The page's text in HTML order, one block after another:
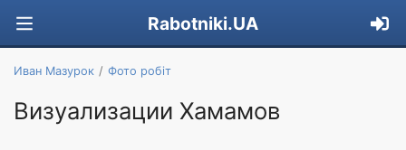
Rabotniki.UA
Иван Мазурок Фото робіт
Визуализации Хамамов